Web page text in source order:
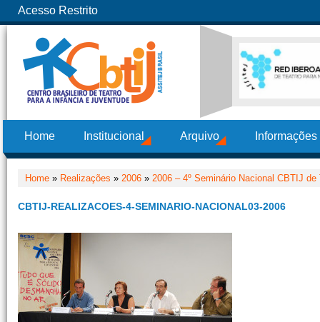
Acesso Restrito
Home Institucional Arquivo
Home » Realizações » 2006 » 2006 – 4º Seminário Nacional CBTIJ
CBTIJ-REALIZACOES-4-SEMINARIO-NACIONAL03-2006